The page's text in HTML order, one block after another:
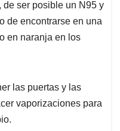
de ser posible un N95 y
de encontrarse en una
en naranja en los
las puertas y las
vaporizaciones para